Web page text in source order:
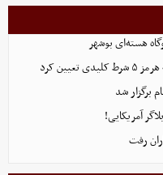
هسته‌ای بوشهر
کرد
برگزار شد
آمریکایی!
رفت